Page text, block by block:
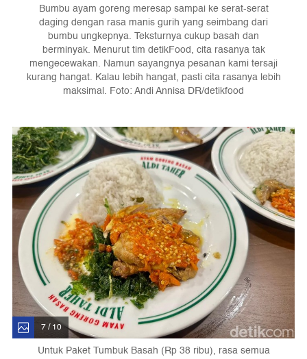
Bumbu ayam goreng meresap sampai ke serat-serat
daging dengan rasa manis gurih yang seimbang dari
bumbu ungkepnya. Teksturnya cukup basah dan
berminyak. Menurut tim detikFood, cita rasanya tak
mengecewakan. Namun sayangnya pesanan kami tersaji
kurang hangat. Kalau lebih hangat, pasti cita rasanya lebih
maksimal. Foto: Andi Annisa DR/detikfood
7 / 10
Untuk Paket Tumbuk Basah (Rp 38 ribu), rasa semua